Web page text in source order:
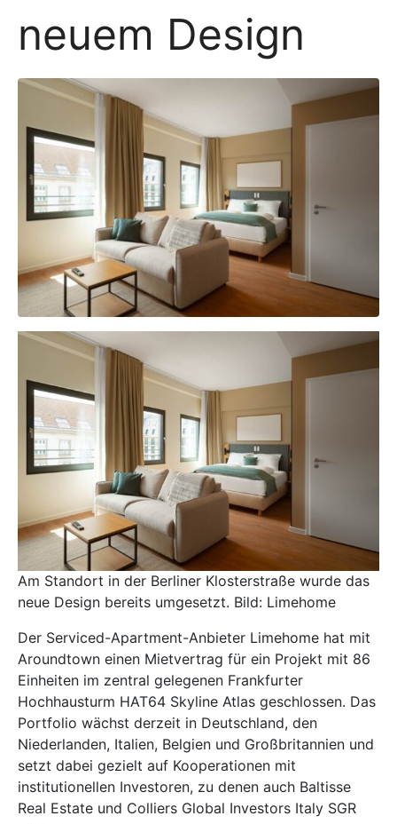
neuem Design
Am Standort in der Berliner Klosterstraße wurde das
neue Design bereits umgesetzt. Bild: Limehome
Der Serviced-Apartment-Anbieter Limehome hat mit
Aroundtown einen Mietvertrag für ein Projekt mit 86
Einheiten im zentral gelegenen Frankfurter
Hochhausturm HAT64 Skyline Atlas geschlossen. Das
Portfolio wächst derzeit in Deutschland, den
Niederlanden, Italien, Belgien und Großbritannien und
setzt dabei gezielt auf Kooperationen mit
institutionellen Investoren, zu denen auch Baltisse
Real Estate und Colliers Global Investors Italy SGR